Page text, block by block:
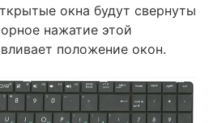
окна будут свернуты
нажатие этой
положение окон.